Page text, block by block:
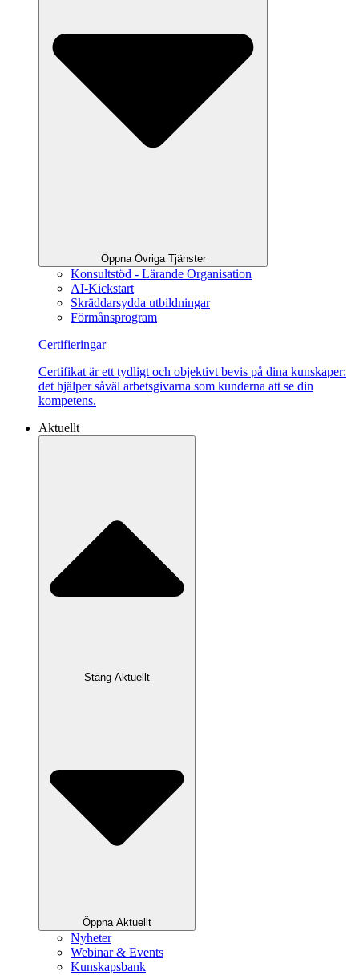
Öppna Övriga Tjänster
Konsultstöd - Lärande Organisation
AI-Kickstart
Skräddarsydda utbildningar
Förmånsprogram
Certifieringar
Certifikat är ett tydligt och objektivt bevis på dina kunskaper:
det hjälper såväl arbetsgivarna som kunderna att se din
kompetens.
Aktuellt
Stäng Aktuellt
Öppna Aktuellt
Nyheter
Webinar & Events
Kunskapsbank